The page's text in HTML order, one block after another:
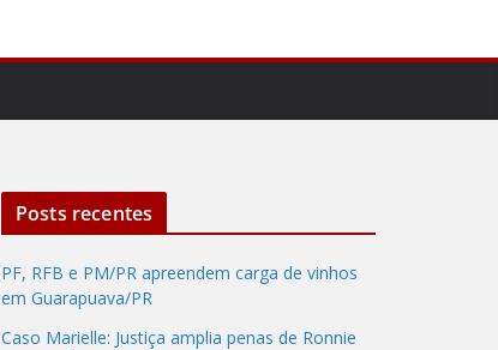
Posts recentes
PF, RFB e PM/PR apreendem carga de vinhos
em Guarapuava/PR
Caso Marielle: Justiça amplia penas de Ronnie